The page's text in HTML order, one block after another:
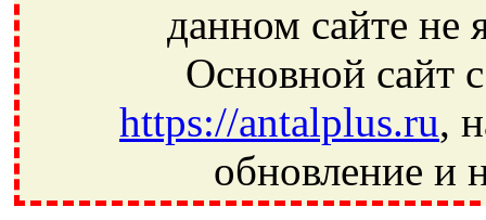
данном сайте не
Основной сайт
https://antalplus.ru,
обновление и